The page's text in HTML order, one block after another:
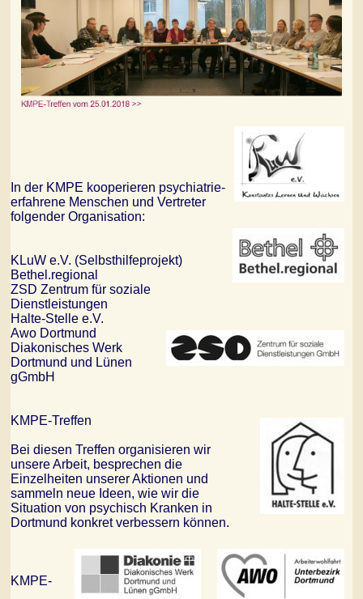
In der KMPE kooperieren psychiatrie-
erfahrene Menschen und Vertreter
folgender Organisation:
KLuW e.V. (Selbsthilfeprojekt)
Bethel.regional
ZSD Zentrum für soziale
Dienstleistungen
Halte-Stelle e.V.
Awo Dortmund
Diakonisches Werk
Dortmund und Lünen
gGmbH
KMPE-Treffen
Bei diesen Treffen organisieren wir
unsere Arbeit, besprechen die
Einzelheiten unserer Aktionen und
sammeln neue Ideen, wie wir die
Situation von psychisch Kranken in
Dortmund konkret verbessern können.
KMPE-